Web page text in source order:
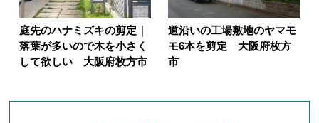
庭先のハナミズキの剪定｜
落葉が多いので木を小さく
して欲しい 大阪府枚方市
道沿いの工場敷地のヤマモ
モ6本を剪定 大阪府枚方
市